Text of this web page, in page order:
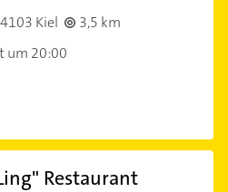
Kiel
3,5 km
um 20:00
Restaurant